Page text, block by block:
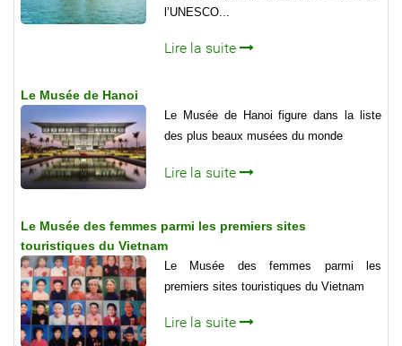
l’UNESCO...
Lire la suite
Le Musée de Hanoi
Le Musée de Hanoi figure dans la liste
des plus beaux musées du monde
Lire la suite
Le Musée des femmes parmi les premiers sites
touristiques du Vietnam
Le Musée des femmes parmi les
premiers sites touristiques du Vietnam
Lire la suite